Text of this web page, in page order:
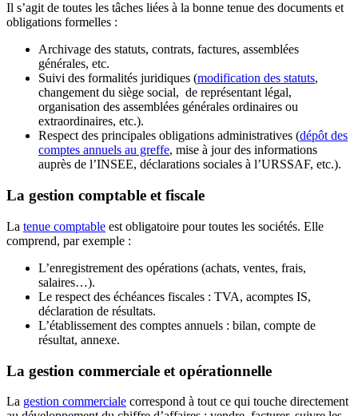
Il s’agit de toutes les tâches liées à la bonne tenue des documents et
obligations formelles :
Archivage des statuts, contrats, factures, assemblées
générales, etc.
Suivi des formalités juridiques (modification des statuts,
changement du siège social, de représentant légal,
organisation des assemblées générales ordinaires ou
extraordinaires, etc.).
Respect des principales obligations administratives (dépôt des
comptes annuels au greffe, mise à jour des informations
auprès de l’INSEE, déclarations sociales à l’URSSAF, etc.).
La gestion comptable et fiscale
La tenue comptable est obligatoire pour toutes les sociétés. Elle
comprend, par exemple :
L’enregistrement des opérations (achats, ventes, frais,
salaires…).
Le respect des échéances fiscales : TVA, acomptes IS,
déclaration de résultats.
L’établissement des comptes annuels : bilan, compte de
résultat, annexe.
La gestion commerciale et opérationnelle
La gestion commerciale correspond à tout ce qui touche directement